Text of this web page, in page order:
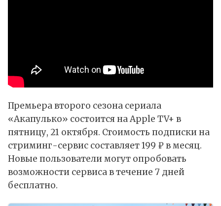
Премьера второго сезона сериала
«Акапулько» состоится на Apple TV+ в
пятницу, 21 октября. Стоимость подписки на
стриминг-сервис составляет 199 ₽ в месяц.
Новые пользователи могут опробовать
возможности сервиса в течение 7 дней
бесплатно.